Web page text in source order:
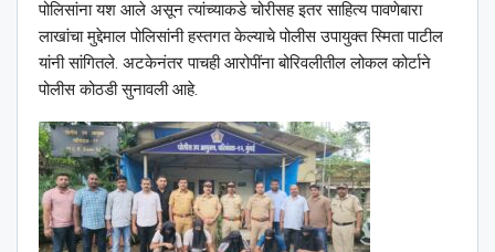
पोलिसांना यश आले असून त्यांच्याकडे चोरीसह इतर साहित्य पावणेबारा
लाखांचा मुद्देमाल पोलिसांनी हस्तगत केल्याचे पोलीस उपायुक्त स्मिता पाटील
यांनी सांगितले. अटकेनंतर पाचही आरोपींना बोरिवलीतील लोकल कोर्टाने
पोलीस कोठडी सुनावली आहे.